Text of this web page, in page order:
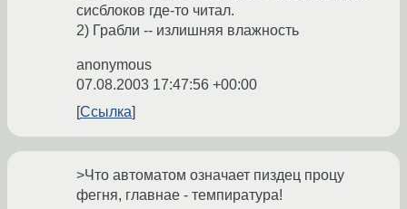
сисблоков где-то читал.
2) Грабли -- излишняя влажность
anonymous
07.08.2003 17:47:56 +00:00
Ссылка
>Что автоматом означает пиздец процу
фегня, главнае - темпиратура!